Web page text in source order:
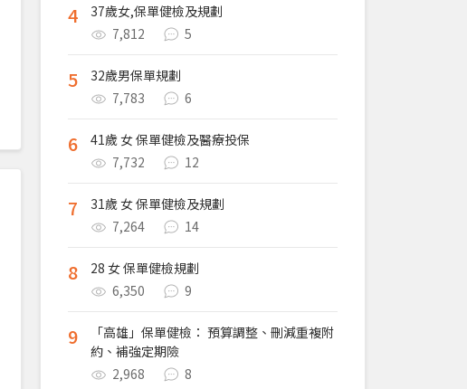
4
37歲女,保單健檢及規劃
7,812
5
5
32歲男保單規劃
7,783
6
6
41歲 女 保單健檢及醫療投保
7,732
12
7
31歲 女 保單健檢及規劃
7,264
14
8
28 女 保單健檢規劃
6,350
9
9
「高雄」保單健檢： 預算調整、刪減重複附
約、補強定期險
2,968
8